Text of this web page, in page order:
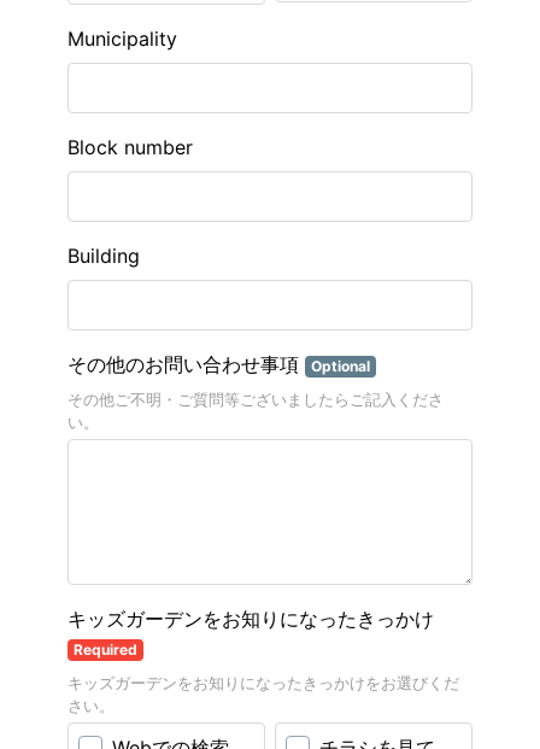
Municipality
Block number
Building
その他のお問い合わせ事項 Optional
その他ご不明・ご質問等ございましたらご記入くださ
い。
キッズガーデンをお知りになったきっかけ
Required
キッズガーデンをお知りになったきっかけをお選びくだ
さい。